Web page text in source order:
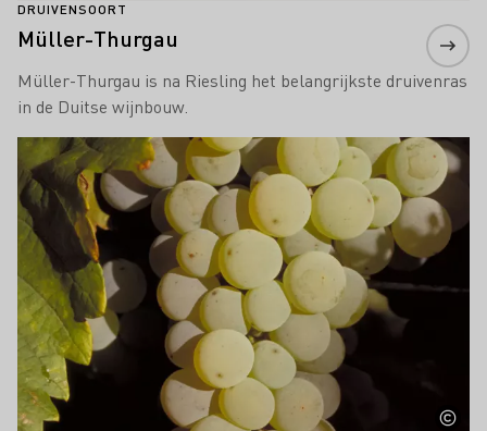
DRUIVENSOORT
Müller-Thurgau
Müller-Thurgau is na Riesling het belangrijkste druivenras
in de Duitse wijnbouw.
Meer informatie